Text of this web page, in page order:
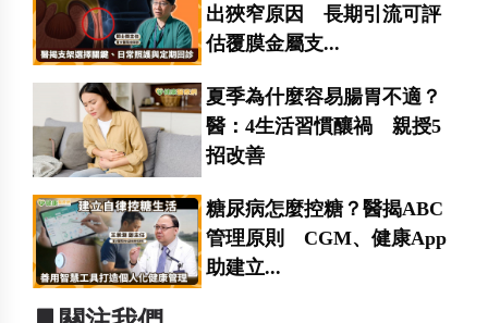
出狹窄原因 長期引流可評
估覆膜金屬支...
夏季為什麼容易腸胃不適？
醫：4生活習慣釀禍 親授5
招改善
糖尿病怎麼控糖？醫揭ABC
管理原則 CGM、健康App
助建立...